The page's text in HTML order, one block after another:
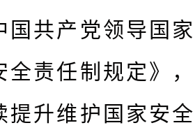
国共产党领导国
全责任制规定》
提升维护国家安